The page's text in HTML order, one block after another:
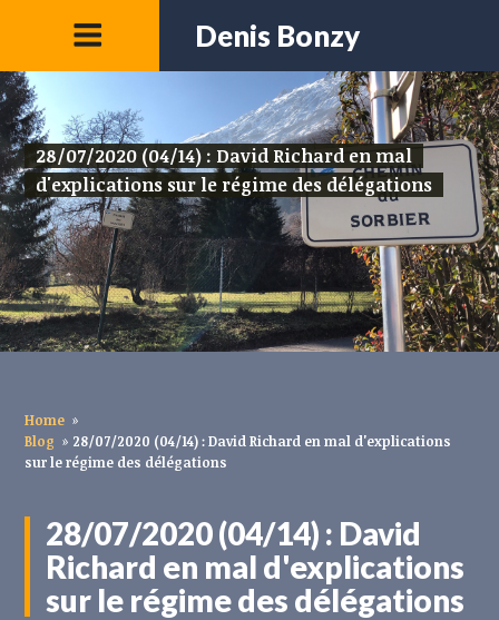
Denis Bonzy
28/07/2020 (04/14) : David Richard en mal
d'explications sur le régime des délégations
Home »
Blog » 28/07/2020 (04/14) : David Richard en mal d'explications
sur le régime des délégations
28/07/2020 (04/14) : David
Richard en mal d'explications
sur le régime des délégations